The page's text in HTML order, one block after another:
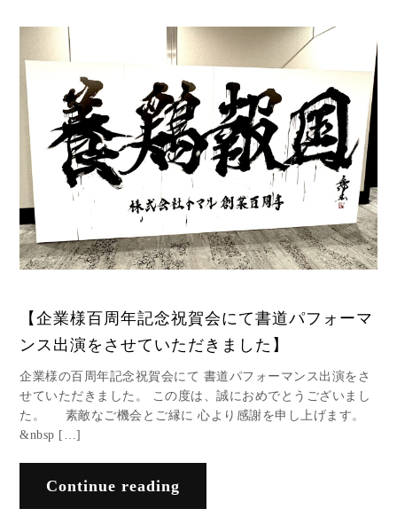
【企業様百周年記念祝賀会にて書道パフォーマ
ンス出演をさせていただきました】
企業様の百周年記念祝賀会にて 書道パフォーマンス出演をさ
せていただきました。 この度は、誠におめでとうございまし
た。 素敵なご機会とご縁に 心より感謝を申し上げます。
&nbsp […]
Continue reading